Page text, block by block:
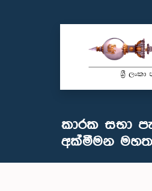
කාරක සභා
අක්මීමන